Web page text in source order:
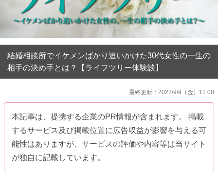
結婚相談所でイケメンばかり追いかけた30代女性の一生の
相手の決め手とは？【ライフツリー体験談】
最終更新：2022/9/9（金）11:00
本記事は、提携する企業のPR情報が含まれます。 掲載
するサービス及び掲載位置に広告収益が影響を与える可
能性はありますが、サービスの評価や内容等は当サイト
が独自に記載しています。